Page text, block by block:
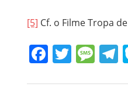
[5] Cf. o Filme Tropa